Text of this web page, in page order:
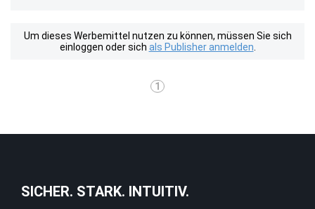
Um dieses Werbemittel nutzen zu können, müssen Sie sich
einloggen oder sich als Publisher anmelden
1
SICHER. STARK. INTUITIV.